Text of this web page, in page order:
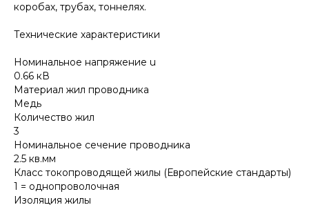
коробах, трубах, тоннелях.
Технические характеристики
Номинальное напряжение u
0.66 кВ
Материал жил проводника
Медь
Количество жил
3
Номинальное сечение проводника
2.5 кв.мм
Класс токопроводящей жилы (Европейские стандарты)
1 = однопроволочная
Изоляция жилы